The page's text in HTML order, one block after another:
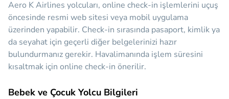
Aero K Airlines yolcuları, online check-in işlemlerini uçuş
öncesinde resmi web sitesi veya mobil uygulama
üzerinden yapabilir. Check-in sırasında pasaport, kimlik ya
da seyahat için geçerli diğer belgelerinizi hazır
bulundurmanız gerekir. Havalimanında işlem süresini
kısaltmak için online check-in önerilir.
Bebek ve Çocuk Yolcu Bilgileri